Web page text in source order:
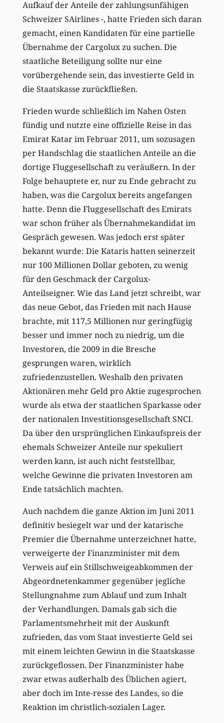
Aufkauf der Anteile der zahlungsunfähigen
Schweizer SAirlines -, hatte Frieden sich daran
gemacht, einen Kandidaten für eine partielle
Übernahme der Cargolux zu suchen. Die
staatliche Beteiligung sollte nur eine
vorübergehende sein, das investierte Geld in
die Staatskasse zurückfließen.
Frieden wurde schließlich im Nahen Osten
fündig und nutzte eine offizielle Reise in das
Emirat Katar im Februar 2011, um sozusagen
per Handschlag die staatlichen Anteile an die
dortige Fluggesellschaft zu veräußern. In der
Folge behauptete er, nur zu Ende gebracht zu
haben, was die Cargolux bereits angefangen
hatte. Denn die Fluggesellschaft des Emirats
war schon früher als Übernahmekandidat im
Gespräch gewesen. Was jedoch erst später
bekannt wurde: Die Kataris hatten seinerzeit
nur 100 Millionen Dollar geboten, zu wenig
für den Geschmack der Cargolux-
Anteilseigner. Wie das Land jetzt schreibt, war
das neue Gebot, das Frieden mit nach Hause
brachte, mit 117,5 Millionen nur geringfügig
besser und immer noch zu niedrig, um die
Investoren, die 2009 in die Bresche
gesprungen waren, wirklich
zufriedenzustellen. Weshalb den privaten
Aktionären mehr Geld pro Aktie zugesprochen
wurde als etwa der staatlichen Sparkasse oder
der nationalen Investitionsgesellschaft SNCI.
Da über den ursprünglichen Einkaufspreis der
ehemals Schweizer Anteile nur spekuliert
werden kann, ist auch nicht feststellbar,
welche Gewinne die privaten Investoren am
Ende tatsächlich machten.
Auch nachdem die ganze Aktion im Juni 2011
definitiv besiegelt war und der katarische
Premier die Übernahme unterzeichnet hatte,
verweigerte der Finanzminister mit dem
Verweis auf ein Stillschweigeabkommen der
Abgeordnetenkammer gegenüber jegliche
Stellungnahme zum Ablauf und zum Inhalt
der Verhandlungen. Damals gab sich die
Parlamentsmehrheit mit der Auskunft
zufrieden, das vom Staat investierte Geld sei
mit einem leichten Gewinn in die Staatskasse
zurückgeflossen. Der Finanzminister habe
zwar etwas außerhalb des Üblichen agiert,
aber doch im Inte-resse des Landes, so die
Reaktion im christlich-sozialen Lager.